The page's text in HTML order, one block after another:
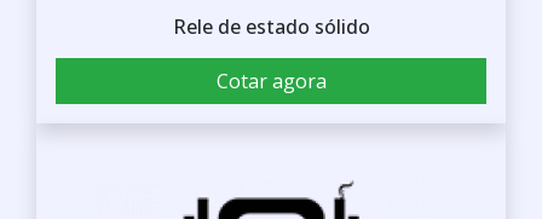
Rele de estado sólido
Cotar agora